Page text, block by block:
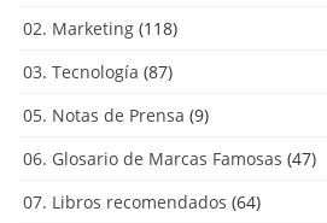
02. Marketing (118)
03. Tecnología (87)
05. Notas de Prensa (9)
06. Glosario de Marcas Famosas (47)
07. Libros recomendados (64)